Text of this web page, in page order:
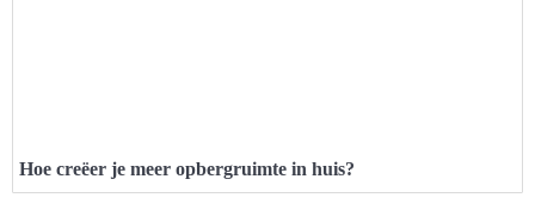
Hoe creëer je meer opbergruimte in huis?